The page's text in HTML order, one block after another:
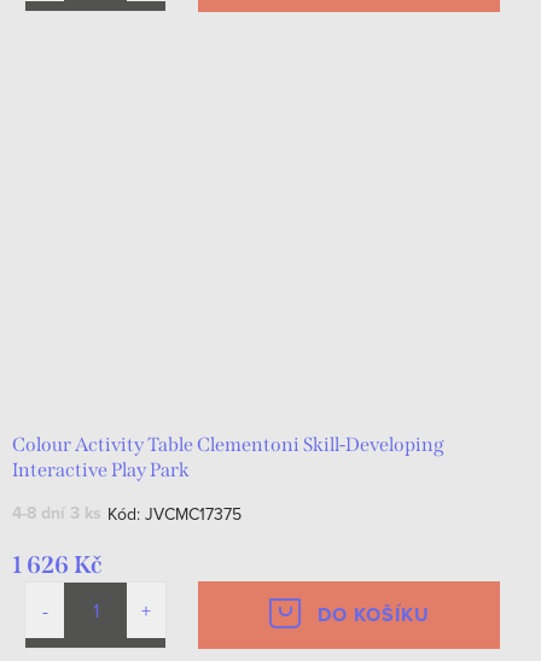
Colour Activity Table Clementoni Skill-Developing
Interactive Play Park
4-8 dní 3 ks Kód: JVCMC17375
1 626 Kč
DO KOŠÍKU